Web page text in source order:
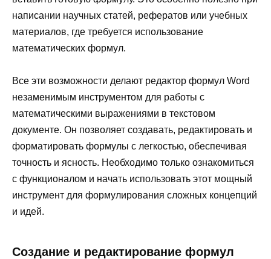
написании научных статей, рефератов или учебных
материалов, где требуется использование
математических формул.
Все эти возможности делают редактор формул Word
незаменимым инструментом для работы с
математическими выражениями в текстовом
документе. Он позволяет создавать, редактировать и
форматировать формулы с легкостью, обеспечивая
точность и ясность. Необходимо только ознакомиться
с функционалом и начать использовать этот мощный
инструмент для формулирования сложных концепций
и идей.
Создание и редактирование формул